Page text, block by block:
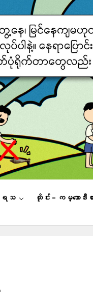
ရသ ထိုင်း – ကမ္ဘောဒီးယ